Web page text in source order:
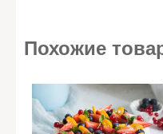
Похожие